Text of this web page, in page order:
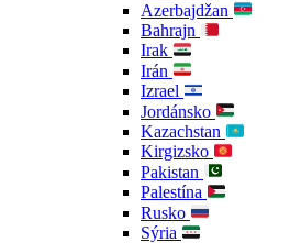
Azerbajdžan
Bahrajn
Irak
Irán
Izrael
Jordánsko
Kazachstan
Kirgizsko
Pakistan
Palestína
Rusko
Sýria